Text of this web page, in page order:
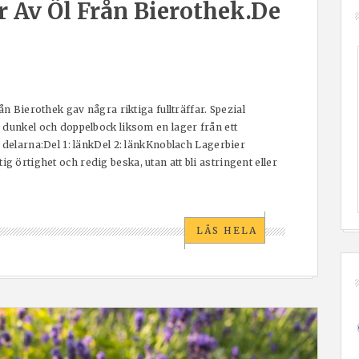
Av Öl Från Bierothek.de
Bierothek gav några riktiga fullträffar. Spezial
och doppelbock liksom en lager från ett
1: länkDel 2: länkKnoblach Lagerbier
örtighet och redig beska, utan att bli astringent eller
LÄS HELA